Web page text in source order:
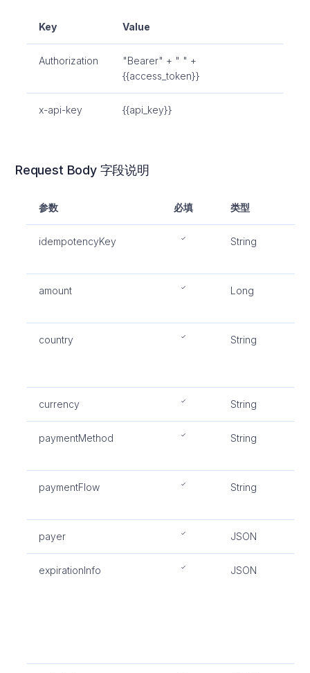
Key Value
Authorization
"Bearer" + " " +
{{access_token}}
x-api-key {{api_key}}
Request Body 字段说明
参数 必填 类型
idempotencyKey String
amount Long
country String
currency String
paymentMethod String
paymentFlow String
payer JSON
expirationInfo JSON